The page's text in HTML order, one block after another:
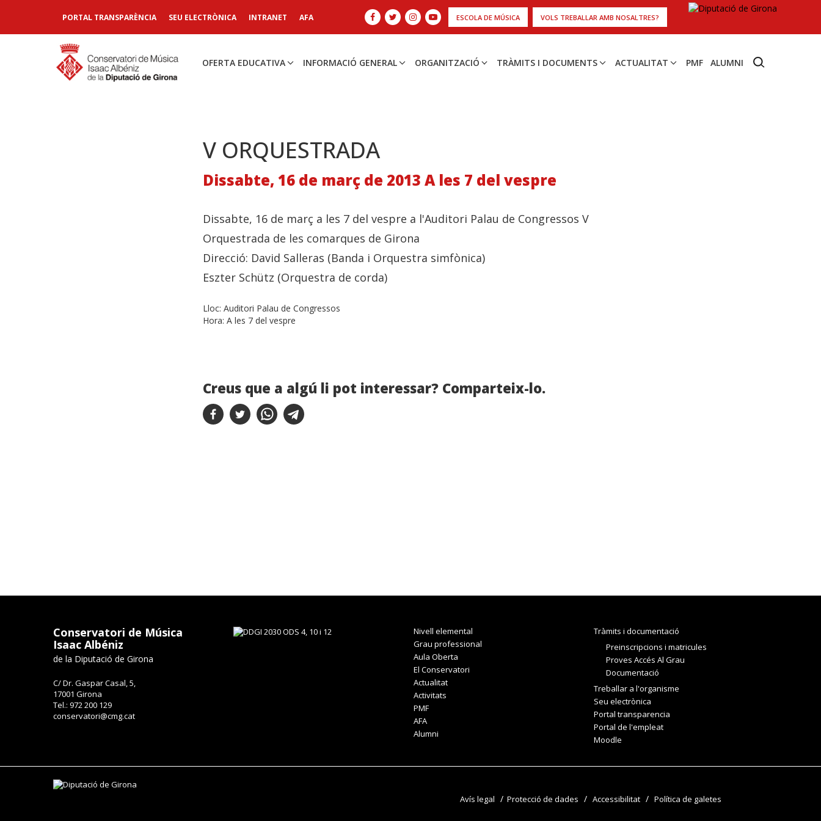
PORTAL TRANSPARÈNCIA SEU ELECTRÒNICA INTRANET AFA ESCOLA DE MÚSICA VOLS TREBALLAR AMB NOSALTRES?
OFERTA EDUCATIVA INFORMACIÓ GENERAL ORGANITZACIÓ TRÀMITS I DOCUMENTS ACTUALITAT PMF ALUMNI
V ORQUESTRADA
Dissabte, 16 de març de 2013 A les 7 del vespre
Dissabte, 16 de març a les 7 del vespre a l'Auditori Palau de Congressos V
Orquestrada de les comarques de Girona
Direcció: David Salleras (Banda i Orquestra simfònica)
Eszter Schütz (Orquestra de corda)
Lloc: Auditori Palau de Congressos
Hora: A les 7 del vespre
Creus que a algú li pot interessar? Comparteix-lo.
Conservatori de Música
Isaac Albéniz
de la Diputació de Girona
C/ Dr. Gaspar Casal, 5,
17001 Girona
Tel.: 972 200 129
conservatori@cmg.cat
Nivell elemental
Grau professional
Aula Oberta
El Conservatori
Actualitat
Activitats
PMF
AFA
Alumni
Tràmits i documentació
Preinscripcions i matricules
Proves Accés Al Grau
Documentació
Treballar a l'organisme
Seu electrònica
Portal transparencia
Portal de l'empleat
Moodle
Avís legal Protecció de dades Accessibilitat Política de galetes